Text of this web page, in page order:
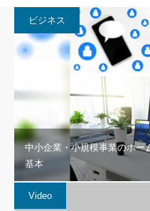
ビジネス
中小企業・小規模事業のホー
基本
Video